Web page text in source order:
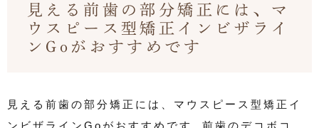
見える前歯の部分矯正には、マ
ウスピース型矯正インビザライ
ンGoがおすすめです
見える前歯の部分矯正には、マウスピース型矯正イ